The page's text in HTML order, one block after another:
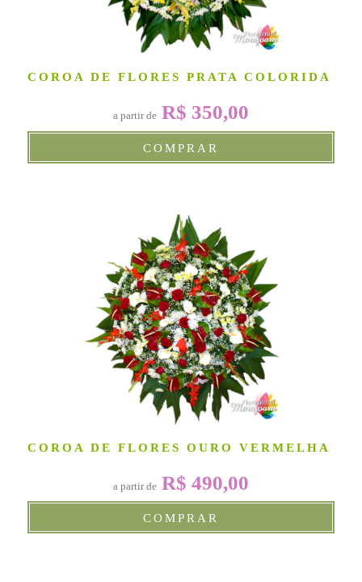
COROA DE FLORES PRATA COLORIDA
a partir de R$ 350,00
COMPRAR
COROA DE FLORES OURO VERMELHA
a partir de R$ 490,00
COMPRAR